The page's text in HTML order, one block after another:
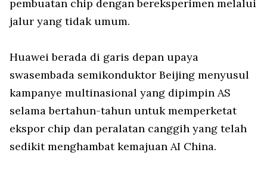
pembuatan chip dengan bereksperimen melalui
jalur yang tidak umum.
Huawei berada di garis depan upaya
swasembada semikonduktor Beijing menyusul
kampanye multinasional yang dipimpin AS
selama bertahun-tahun untuk memperketat
ekspor chip dan peralatan canggih yang telah
sedikit menghambat kemajuan AI China.